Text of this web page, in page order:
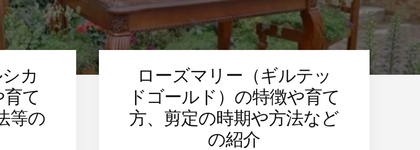
カ
て
等の
ローズマリー（ギルテッ
ドゴールド）の特徴や育て
方、剪定の時期や方法など
の紹介